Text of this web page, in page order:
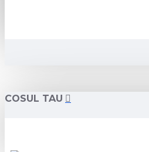
COSUL TAU